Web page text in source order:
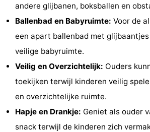
Boerderijen
Binnenspeeltuinen
Bowlen
Minigolfbanen
Wellness
centra
Dorpen
andere glijbanen, boksballen en
Ballenbad en Babyruimte: Voor de
een apart ballenbad met
veilige babyruimte.
Veilig en Overzichtelijk: Ouders
toekijken terwijl kinderen veilig
en overzichtelijke ruimte.
Hapje en Drankje: Geniet als ouder
snack terwijl de kinderen zich